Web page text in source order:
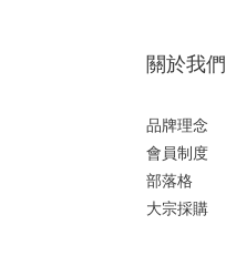
關於我們
品牌理念
會員制度
部落格
大宗採購